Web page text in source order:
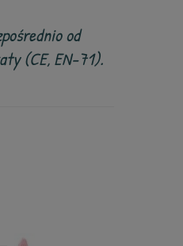
od
(CE, EN-71).